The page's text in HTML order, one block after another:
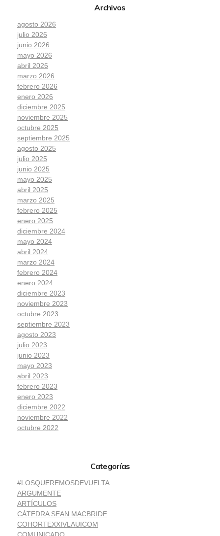
Archivos
agosto 2026
julio 2026
junio 2026
mayo 2026
abril 2026
marzo 2026
febrero 2026
enero 2026
diciembre 2025
noviembre 2025
octubre 2025
septiembre 2025
agosto 2025
julio 2025
junio 2025
mayo 2025
abril 2025
marzo 2025
febrero 2025
enero 2025
diciembre 2024
mayo 2024
abril 2024
marzo 2024
febrero 2024
enero 2024
diciembre 2023
noviembre 2023
octubre 2023
septiembre 2023
agosto 2023
julio 2023
junio 2023
mayo 2023
abril 2023
febrero 2023
enero 2023
diciembre 2022
noviembre 2022
octubre 2022
Categorías
#LOSQUEREMOSDEVUELTA
ARGUMENTE
ARTÍCULOS
CÁTEDRA SEAN MACBRIDE
COHORTEXXIVLAUICOM
COMUNICADO